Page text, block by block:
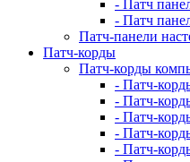
- Патч
- Патч
Патч-панели
Патч-корды
Патч-корды
- Патч-
- Патч-
- Патч-
- Патч-
- Патч-